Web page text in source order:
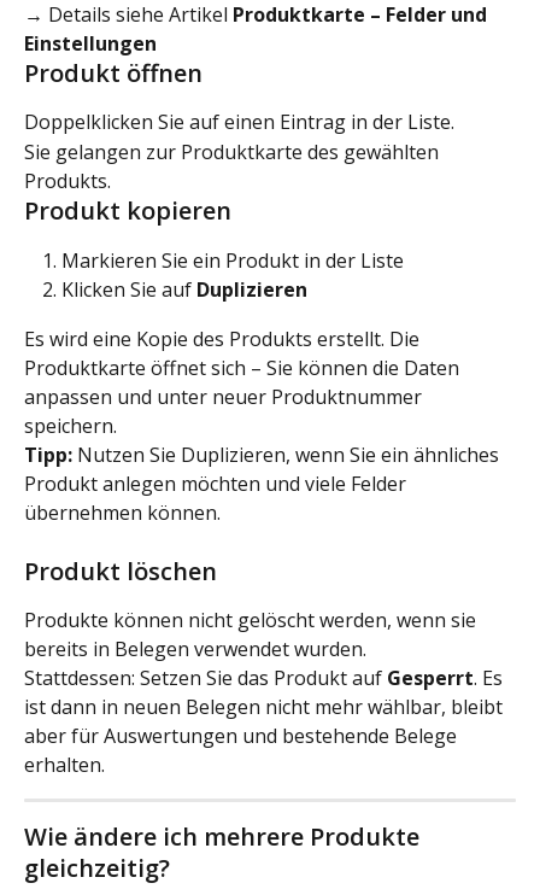
→ Details siehe Artikel Produktkarte – Felder und
Einstellungen
Produkt öffnen
Doppelklicken Sie auf einen Eintrag in der Liste.
Sie gelangen zur Produktkarte des gewählten
Produkts.
Produkt kopieren
Markieren Sie ein Produkt in der Liste
Klicken Sie auf Duplizieren
Es wird eine Kopie des Produkts erstellt. Die
Produktkarte öffnet sich – Sie können die Daten
anpassen und unter neuer Produktnummer
speichern.
Tipp: Nutzen Sie Duplizieren, wenn Sie ein ähnliches
Produkt anlegen möchten und viele Felder
übernehmen können.
Produkt löschen
Produkte können nicht gelöscht werden, wenn sie
bereits in Belegen verwendet wurden.
Stattdessen: Setzen Sie das Produkt auf Gesperrt. Es
ist dann in neuen Belegen nicht mehr wählbar, bleibt
aber für Auswertungen und bestehende Belege
erhalten.
Wie ändere ich mehrere Produkte
gleichzeitig?